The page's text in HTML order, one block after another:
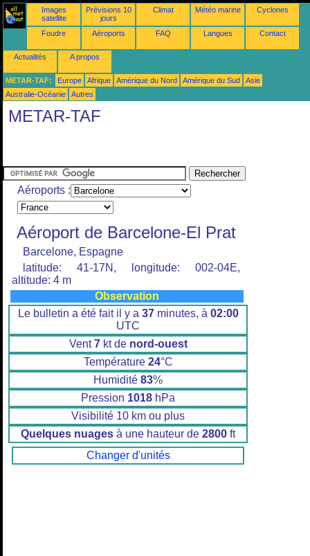
Images
satellite
Prévisions 10
jours
Climat Météo marine Cyclones
Foudre Aéroports FAQ Langues Contact
Actualités A propos
METAR-TAF: Europe Afrique Amérique du Nord Amérique du Sud
Asie
Australie-Océanie
Autres
METAR-TAF
Aéroports :
Aéroport de Barcelone-El Prat
Barcelone, Espagne
latitude: 41-17N, longitude: 002-04E,
altitude: 4 m
Observation
Le bulletin a été fait il y a 37minutes, à 02:00
UTC
Vent7kt de nord-ouest
Température 24°C
Humidité 83%
Pression 1018 hPa
Visibilité 10 km ou plus
Quelques nuages à une hauteur de 2800 ft
Changer d'unités